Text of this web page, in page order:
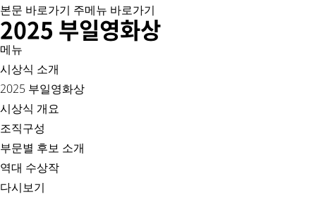
본문 바로가기 주메뉴 바로가기
2025 부일영화상
메뉴
시상식 소개
2025 부일영화상
시상식 개요
조직구성
부문별 후보 소개
역대 수상작
다시보기